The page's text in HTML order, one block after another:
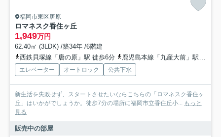
福岡市東区唐原
ロマネスク香住ヶ丘
1,949万円
62.40㎡ (3LDK) /築34年 /6階建
西鉄貝塚線「唐の原」駅 徒歩6分
鹿児島本線「九産大前」駅 徒歩9分
エレベーター オートロック 公共下水
新生活を失敗せず、スタートさせたいならこちらの「ロマネスク香住ヶ
丘」はいかがでしょうか。徒歩7分の場所に福岡市立香住丘小... もっと
見る
販売中の部屋